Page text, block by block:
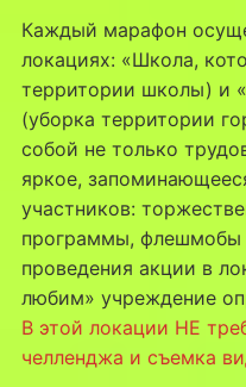
Каждый марафон
локациях: «Школа,
территории школы) и
(уборка территории
собой не только
яркое,
участников:
программы, флешмобы
проведения акции в
любим» учреждение
В этой локации НЕ
челленджа и съемка